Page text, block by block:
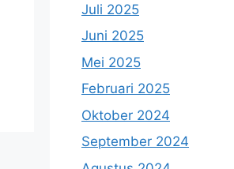
Juli 2025
Juni 2025
Mei 2025
Februari 2025
Oktober 2024
September 2024